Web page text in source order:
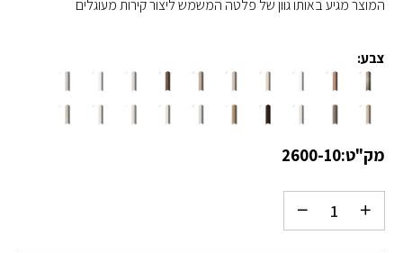
המוצר מגיע באותו גוון של פלטה המשמש ליצור קירות מעוגלים
צבע:
מק"ט:2600-10